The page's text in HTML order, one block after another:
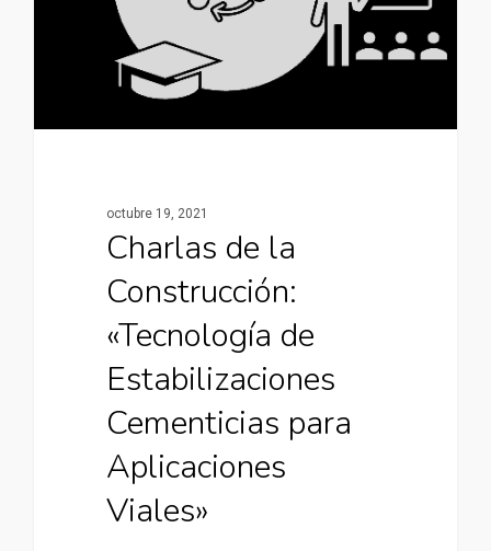
octubre 19, 2021
Charlas de la
Construcción:
«Tecnología de
Estabilizaciones
Cementicias para
Aplicaciones
Viales»